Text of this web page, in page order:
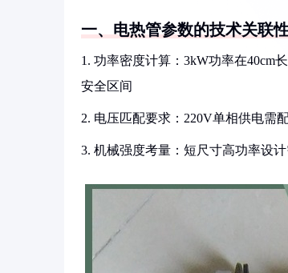
一、电热管参数的技术关联
1. 功率密度计算：3kW功率在40cm
安全区间
2. 电压匹配要求：220V单相供电需
3. 机械强度考量：短尺寸高功率设